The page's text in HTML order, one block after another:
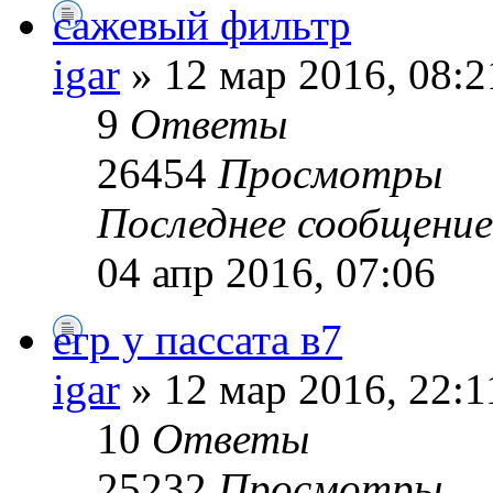
сажевый фильтр
igar » 12 мар 2016,
9 Ответы
26454 Просмотры
Последнее
04 апр 2016, 07:06
егр у пассата в7
igar » 12 мар 2016,
10 Ответы